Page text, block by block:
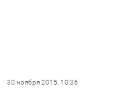
30 ноября 2015, 10:36